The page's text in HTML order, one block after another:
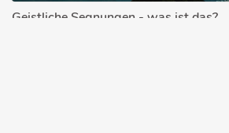
Geistliche Segnungen - was ist das?